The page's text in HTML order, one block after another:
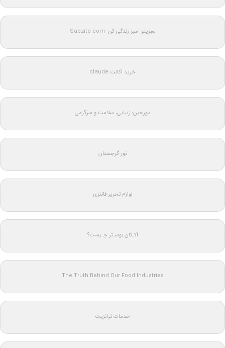
سبزیتو: سبز زندگی کن: Sabzito.com
خرید اکانت claude
دورجین؛ زیبایی، سلامت و سرگرمی
تور گرجستان
لوازم تحریر فانتزی
اکـتان بوسـتر چـیست؟
The Truth Behind Our Food Industries
خدمات ترانزیت